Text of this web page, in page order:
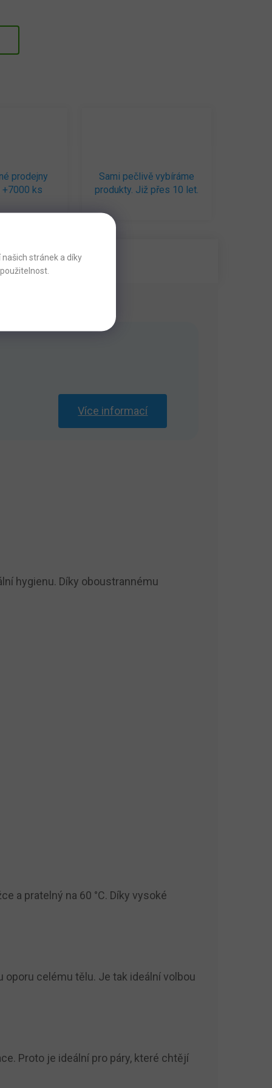
stránek a díky
prodejny
ks
Sami pečlivě vybíráme
produkty. Již přes 10 let.
Více informací
hygienu. Díky oboustrannému
a pratelný na 60 °C. Díky vysoké
celému tělu. Je tak ideální volbou
Proto je ideální pro páry, které chtějí